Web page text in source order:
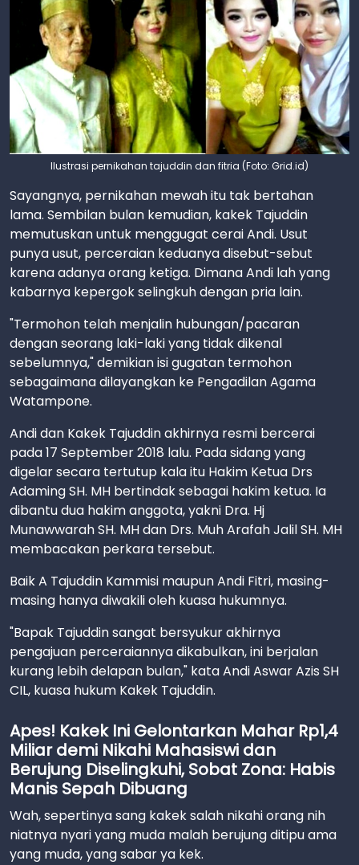
Ilustrasi pernikahan tajuddin dan fitria (Foto: Grid.id)
Sayangnya, pernikahan mewah itu tak bertahan
lama. Sembilan bulan kemudian, kakek Tajuddin
memutuskan untuk menggugat cerai Andi. Usut
punya usut, perceraian keduanya disebut-sebut
karena adanya orang ketiga. Dimana Andi lah yang
kabarnya kepergok selingkuh dengan pria lain.
"Termohon telah menjalin hubungan/pacaran
dengan seorang laki-laki yang tidak dikenal
sebelumnya," demikian isi gugatan termohon
sebagaimana dilayangkan ke Pengadilan Agama
Watampone.
Andi dan Kakek Tajuddin akhirnya resmi bercerai
pada 17 September 2018 lalu. Pada sidang yang
digelar secara tertutup kala itu Hakim Ketua Drs
Adaming SH. MH bertindak sebagai hakim ketua. Ia
dibantu dua hakim anggota, yakni Dra. Hj
Munawwarah SH. MH dan Drs. Muh Arafah Jalil SH. MH
membacakan perkara tersebut.
Baik A Tajuddin Kammisi maupun Andi Fitri, masing-
masing hanya diwakili oleh kuasa hukumnya.
"Bapak Tajuddin sangat bersyukur akhirnya
pengajuan perceraiannya dikabulkan, ini berjalan
kurang lebih delapan bulan," kata Andi Aswar Azis SH
CIL, kuasa hukum Kakek Tajuddin.
Apes! Kakek Ini Gelontarkan Mahar Rp1,4
Miliar demi Nikahi Mahasiswi dan
Berujung Diselingkuhi, Sobat Zona: Habis
Manis Sepah Dibuang
Wah, sepertinya sang kakek salah nikahi orang nih
niatnya nyari yang muda malah berujung ditipu ama
yang muda, yang sabar ya kek.